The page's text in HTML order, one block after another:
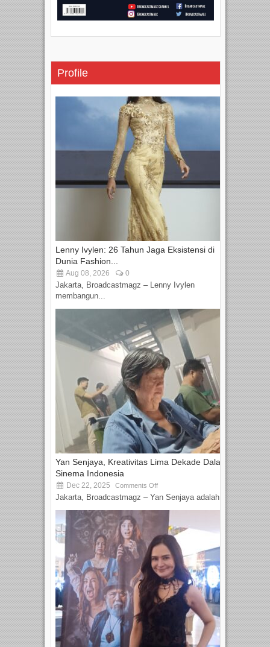
Profile
Lenny Ivylen: 26 Tahun Jaga Eksistensi di
Dunia Fashion...
Aug 08, 2026 0
Jakarta, Broadcastmagz – Lenny Ivylen
membangun...
Yan Senjaya, Kreativitas Lima Dekade Dalam
Sinema Indonesia
Dec 22, 2025 Comments Off
Jakarta, Broadcastmagz – Yan Senjaya adalah...